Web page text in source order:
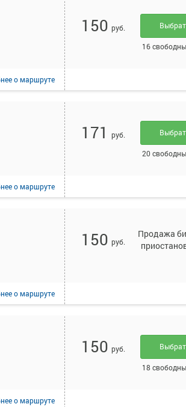
о маршруте
150 руб.
16
о маршруте
171 руб.
20
о маршруте
150 руб.
Продажа
о маршруте
150 руб.
18